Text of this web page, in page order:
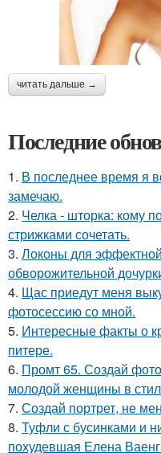
читать дальше →
Последние
1. В последнее время я
замечаю.
2. Челка - шторка: кому
стрижками сочетать.
3. Локоны для
обворожительной
4. Щас приедут меня
фотосессию со мной.
5. Интересные факты о
питере.
6. Промт 65. Создай
молодой женщины в
7. Создай портрет, не
8. Туфли с бусинками и
похудевшая Елена